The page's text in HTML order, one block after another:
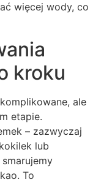
więcej wody, co
kroku
ale
etapie.
– zazwyczaj
lub
To